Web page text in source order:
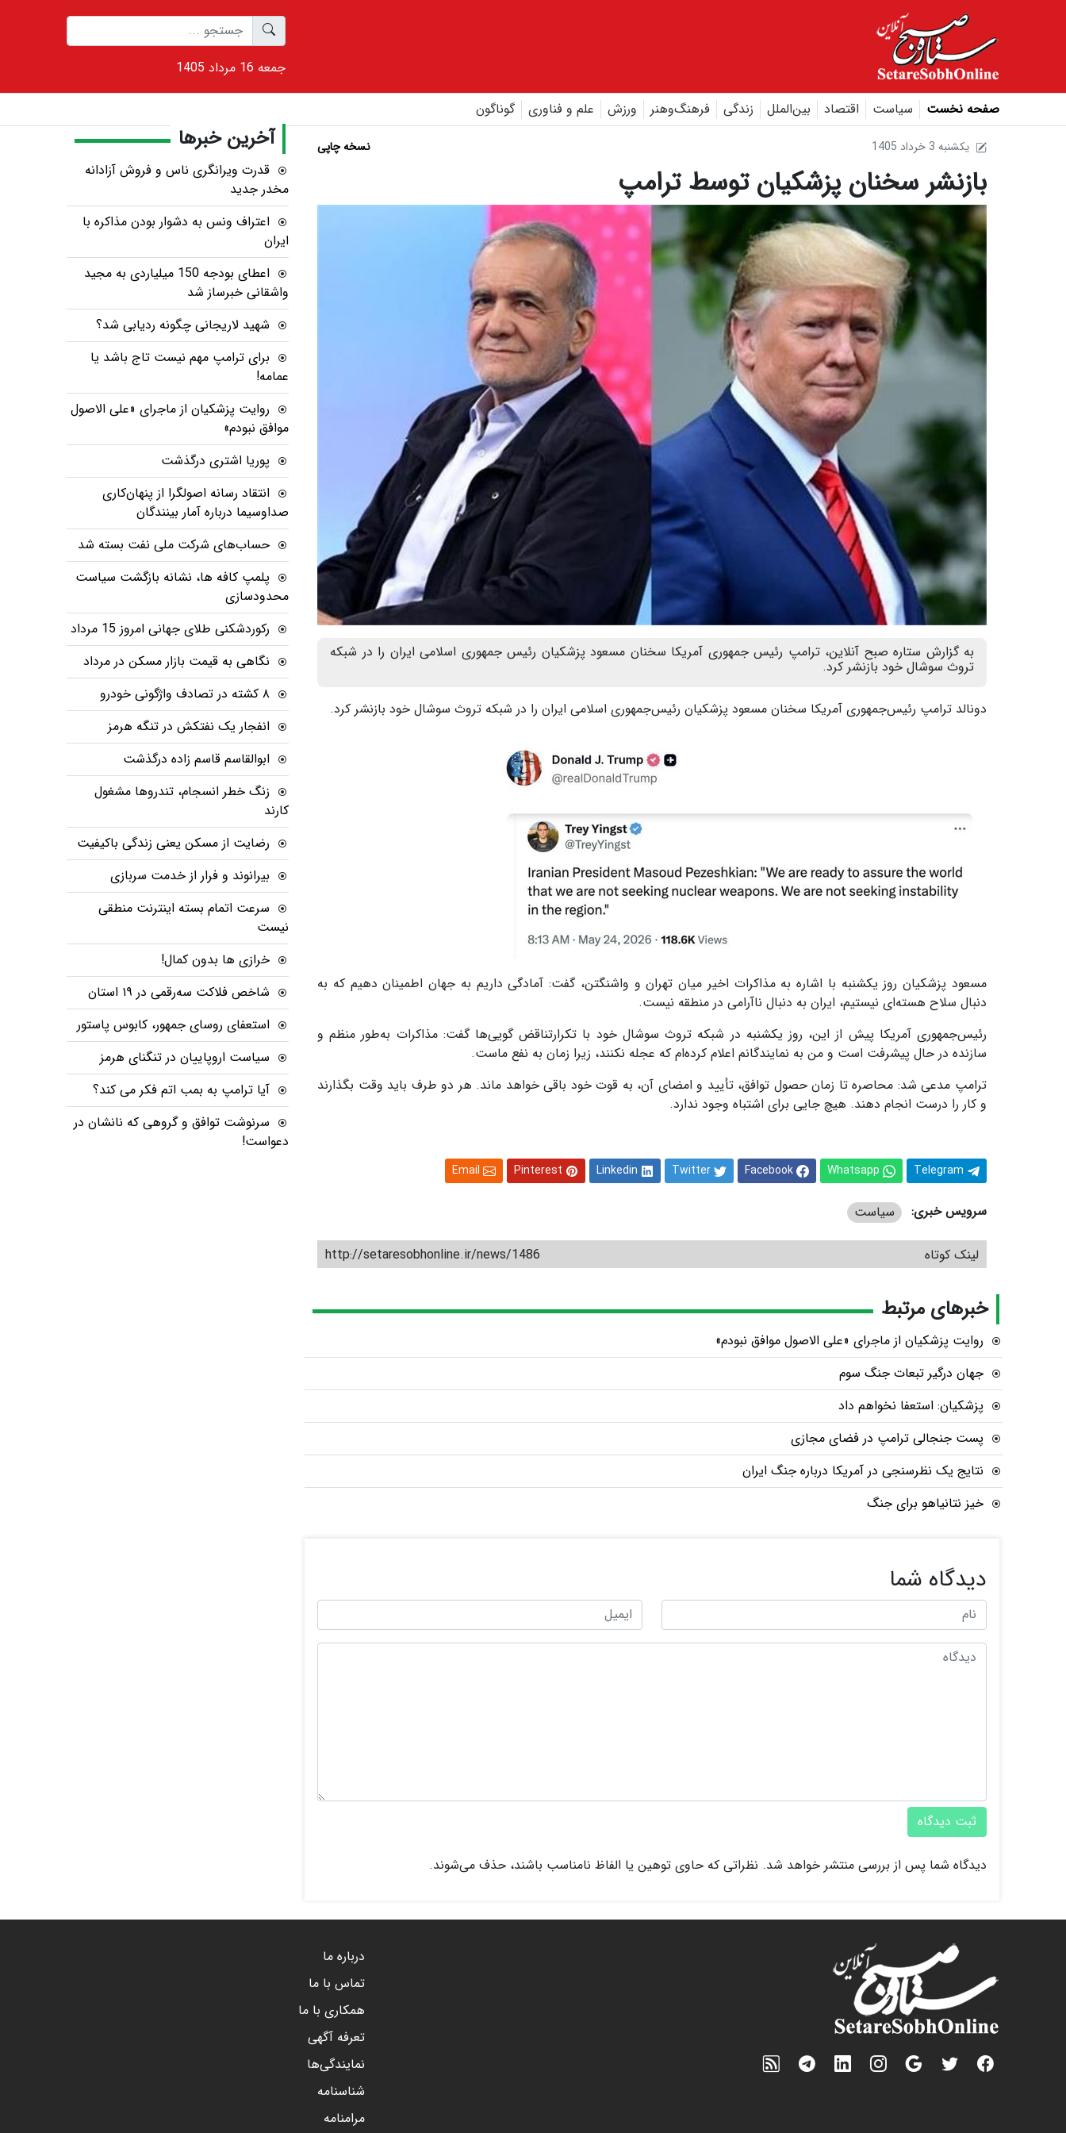
1405 جمعه 16 مرداد
صفحه نخست سیاست اقتصاد بین‌الملل زندگی فرهنگ‌و‌هنر ورزش علم و فناوری گوناگون
1405 يکشنبه 3 خرداد نسخه چاپی
بازنشر سخنان پزشکیان توسط ترامپ
به گزارش ستاره صبح آنلاین، ترامپ رئیس جمهوری آمریکا سخنان مسعود پزشکیان رئیس جمهوری اسلامی ایران را در شبکه
تروث سوشال خود بازنشر کرد.
دونالد ترامپ رئیس‌جمهوری آمریکا سخنان مسعود پزشکیان رئیس‌جمهوری اسلامی ایران را در شبکه تروث سوشال خود بازنشر کرد.
مسعود پزشکیان روز یکشنبه با اشاره به مذاکرات اخیر میان تهران و واشنگتن، گفت: آمادگی داریم به جهان اطمینان دهیم که به
دنبال سلاح هسته‌ای نیستیم، ایران به دنبال ناآرامی در منطقه نیست.
رئیس‌جمهوری آمریکا پیش از این، روز یکشنبه در شبکه تروث سوشال خود با تکرارتناقض گویی‌ها گفت: مذاکرات به‌طور منظم و
سازنده در حال پیشرفت است و من به نمایندگانم اعلام کرده‌ام که عجله نکنند، زیرا زمان به نفع ماست.
ترامپ مدعی شد: محاصره تا زمان حصول توافق، تأیید و امضای آن، به قوت خود باقی خواهد ماند. هر دو طرف باید وقت بگذارند
و کار را درست انجام دهند. هیچ جایی برای اشتباه وجود ندارد.
Telegram
Whatsapp
Facebook
Twitter
Linkedin
Pinterest
Email
سرویس خبری: سیاست
لینک کوتاه http://setaresobhonline.ir/news/1486
خبرهای مرتبط
روایت پزشکیان از ماجرای «علی الاصول موافق نبودم»
جهان درگیر تبعات جنگ سوم
پزشکیان: استعفا نخواهم داد
پست جنجالی ترامپ در فضای مجازی
نتایج یک نظرسنجی در آمریکا درباره جنگ ایران
خیز نتانیاهو برای جنگ
دیدگاه شما
ثبت دیدگاه
دیدگاه شما پس از بررسی منتشر خواهد شد. نظراتی که حاوی توهین یا الفاظ نامناسب باشند، حذف می‌شوند.
آخرین خبرها
قدرت ویرانگری ناس و فروش آزادانه
مخدر جدید
اعتراف ونس به دشوار بودن مذاکره با
ایران
اعطای بودجه 150 میلیاردی به مجید
واشقانی خبرساز شد
شهید لاریجانی چگونه ردیابی شد؟
برای ترامپ مهم نیست تاج باشد یا
عمامه!
روایت پزشکیان از ماجرای «علی الاصول
موافق نبودم»
پوریا اشتری درگذشت
انتقاد رسانه اصولگرا از پنهان‌کاری
صداوسیما درباره آمار بینندگان
حساب‌های شرکت ملی نفت بسته شد
پلمپ کافه ها، نشانه بازگشت سیاست
محدودسازی
رکوردشکنی طلای جهانی امروز 15 مرداد
نگاهی به قیمت بازار مسکن در مرداد
۸ کشته در تصادف واژگونی خودرو
انفجار یک نفتکش در تنگه هرمز
ابوالقاسم قاسم زاده درگذشت
زنگ خطر انسجام، تندروها مشغول
کارند
رضایت از مسکن یعنی زندگی باکیفیت
بیرانوند و فرار از خدمت سربازی
سرعت اتمام بسته‌ اینترنت منطقی
نیست
خرازی ها بدون کمال!
شاخص فلاکت سه‌رقمی در ۱۹ استان
استعفای روسای جمهور، کابوس پاستور
سیاست اروپاییان در تنگنای هرمز
آیا ترامپ به بمب اتم فکر می کند؟
سرنوشت توافق و گروهی که نانشان در
دعواست!
درباره ما
تماس با ما
همکاری با ما
تعرفه آگهی
نمایندگی‌ها
شناسنامه
مرامنامه